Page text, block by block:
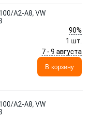
A2-A8, VW
90%
1 шт.
7 - 9 августа
В корзину
A2-A8, VW